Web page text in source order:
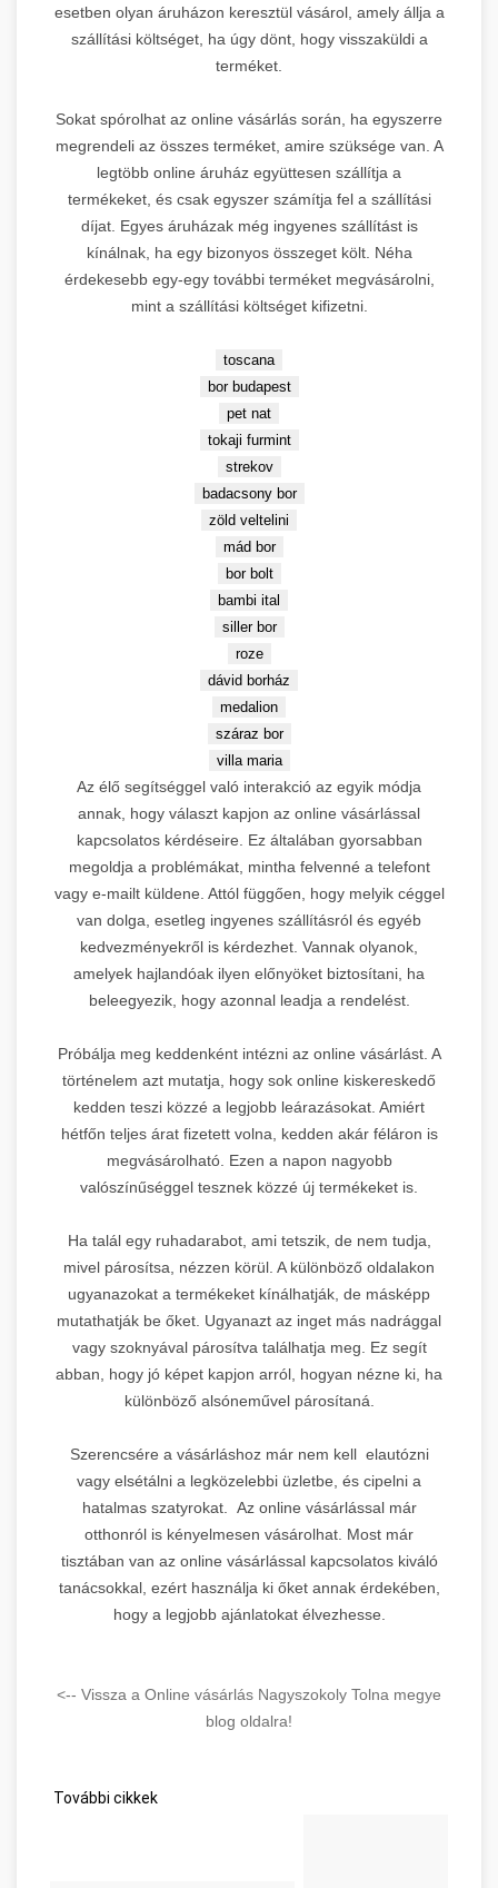
egyedülálló SEO erő.
Domain Rating:71 |Specialitás:
Orvosesztétikai marketing
2.
OnlineMarketing101
platform megtekintése
→
The Home of SEO
DR 44
Leírás:
keresőoptimalizálás központi
forrása Budapesten. Linképítés
szakértők által üzemeltetett
prémium platform, amely átfogó
SEO és linképítés oktatás
The Home of SEO oldal
látogatása
4.
RothCreative - AI
Linképítés
Keresőmarketing
ügynökség és webfejlesztés CRS
Budapest Kft. mesterséges
intelligencia alapú linképítési
megoldásokkal. AI-powered
Domain Rating:43 |Innováció:
AI linképítés technológia
4.
RothCreative AI
megoldások
→
💎 Stabil Közepes DA
Partnerek (DR 15-30)
5.
🇦🇹
SEO Agentur Wien
Leírás:Osztrák SEO ügynökség
bécsben, AI-alapú stratégiákkal.
Prémium linképítési
szolgáltatások nemzetközi
specializálódva.
Domain Rating:23 |Piac:Német
nyelvterület
5.
SEO Agentur Wien
→
🔒
Kela Vagyonvédelem
DR 23
vagyonvédelmi szakértő platform
prémium linképítés PBN
hálózattal. Mellplasztika,
Zahnarzt, Welpen, Menedzser
témákban diverzifikált backlink
profil.
Domain Rating:23 |Tartalom:
6.
Kela Vagyonvédelem
linképítés
→
7.
🔥
Cserépkályha Kémények
esetben olyan áruházon keresztül vásárol, amely állja a
szállítási költséget, ha úgy dönt, hogy visszaküldi a
terméket.
Sokat spórolhat az online vásárlás során, ha egyszerre
megrendeli az összes terméket, amire szüksége van. A
legtöbb online áruház együttesen szállítja a
termékeket, és csak egyszer számítja fel a szállítási
díjat. Egyes áruházak még ingyenes szállítást is
kínálnak, ha egy bizonyos összeget költ. Néha
érdekesebb egy-egy további terméket megvásárolni,
mint a szállítási költséget kifizetni.
toscana
bor budapest
pet nat
tokaji furmint
strekov
badacsony bor
zöld veltelini
mád bor
bor bolt
bambi ital
siller bor
roze
dávid borház
medalion
száraz bor
villa maria
Az élő segítséggel való interakció az egyik módja
annak, hogy választ kapjon az online vásárlással
kapcsolatos kérdéseire. Ez általában gyorsabban
megoldja a problémákat, mintha felvenné a telefont
vagy e-mailt küldene. Attól függően, hogy melyik céggel
van dolga, esetleg ingyenes szállításról és egyéb
kedvezményekről is kérdezhet. Vannak olyanok,
amelyek hajlandóak ilyen előnyöket biztosítani, ha
beleegyezik, hogy azonnal leadja a rendelést.
Próbálja meg keddenként intézni az online vásárlást. A
történelem azt mutatja, hogy sok online kiskereskedő
kedden teszi közzé a legjobb leárazásokat. Amiért
hétfőn teljes árat fizetett volna, kedden akár féláron is
megvásárolható. Ezen a napon nagyobb
valószínűséggel tesznek közzé új termékeket is.
Ha talál egy ruhadarabot, ami tetszik, de nem tudja,
mivel párosítsa, nézzen körül. A különböző oldalakon
ugyanazokat a termékeket kínálhatják, de másképp
mutathatják be őket. Ugyanazt az inget más nadrággal
vagy szoknyával párosítva találhatja meg. Ez segít
abban, hogy jó képet kapjon arról, hogyan nézne ki, ha
különböző alsóneművel párosítaná.
Szerencsére a vásárláshoz már nem kell elautózni
vagy elsétálni a legközelebbi üzletbe, és cipelni a
hatalmas szatyrokat. Az online vásárlással már
otthonról is kényelmesen vásárolhat. Most már
tisztában van az online vásárlással kapcsolatos kiváló
tanácsokkal, ezért használja ki őket annak érdekében,
hogy a legjobb ajánlatokat élvezhesse.
<-- Vissza a Online vásárlás Nagyszokoly Tolna megye
blog oldalra!
További cikkek